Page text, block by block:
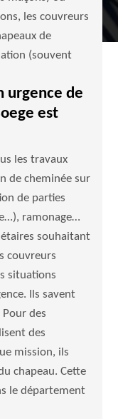
les couvreurs
de
(souvent
urgence de
est
les travaux
de cheminée sur
de parties
ramonage…
souhaitant
couvreurs
situations
Ils savent
des
des
mission, ils
chapeau. Cette
le département